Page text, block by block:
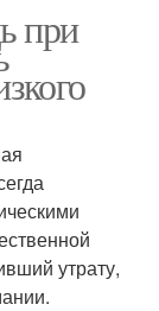
при
утрату,